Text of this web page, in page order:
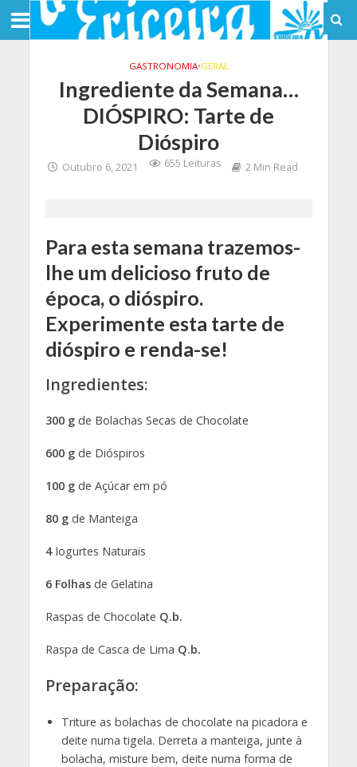
GASTRONOMIA•GERAL
Ingrediente da Semana…
DIÓSPIRO: Tarte de
Dióspiro
Outubro 6, 2021 655 Leituras 2 Min Read
Para esta semana trazemos-
lhe um delicioso fruto de
época, o dióspiro.
Experimente esta tarte de
dióspiro e renda-se!
Ingredientes:
300 g de Bolachas Secas de Chocolate
600 gde Dióspiros
100 gde Açúcar em pó
80 g de Manteiga
4 Iogurtes Naturais
6 Folhasde Gelatina
Raspas de Chocolate Q.b.
Raspa de Casca de Lima Q.b.
Preparação:
Triture as bolachas de chocolate na picadora e
deite numa tigela. Derreta a manteiga, junte à
bolacha, misture bem, deite numa forma de